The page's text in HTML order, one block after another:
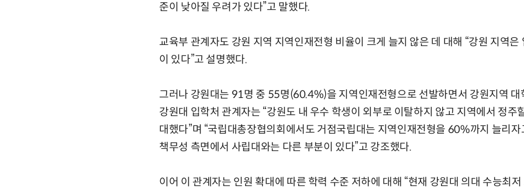
준이 낮아질 우려가 있다”고 말했다.
교육부 관계자도 강원 지역 지역인재전형 비율이 크게 늘지 않은 데 대해 “강원 지역은
이 있다”고 설명했다.
그러나 강원대는 91명 중 55명(60.4%)을 지역인재전형으로 선발하면서 강원지역 대
강원대 입학처 관계자는 “강원도 내 우수 학생이 외부로 이탈하지 않고 지역에서 정주
대했다”며 “국립대총장협의회에서도 거점국립대는 지역인재전형을 60%까지 늘리자
책무성 측면에서 사립대와는 다른 부분이 있다”고 강조했다.
이어 이 관계자는 인원 확대에 따른 학력 수준 저하에 대해 “현재 강원대 의대 수능최